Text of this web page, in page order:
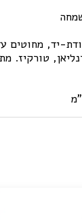
יד, מחוטים
טורקיז.